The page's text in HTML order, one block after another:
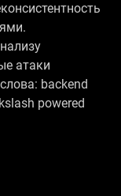
атаки
backend
powered